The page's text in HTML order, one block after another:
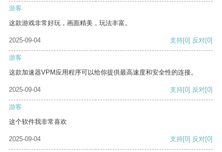
游客
这款游戏非常好玩，画面精美，玩法丰富。
2025-09-04 支持[0] 反对[0]
游客
这款加速器VPM应用程序可以给你提供最高速度和安全性的连接。
2025-09-04 支持[0] 反对[0]
游客
这个软件我非常喜欢
2025-09-04 支持[0] 反对[0]